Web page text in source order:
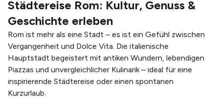
Städtereise Rom: Kultur, Genuss &
Geschichte erleben
Rom ist mehr als eine Stadt – es ist ein Gefühl zwischen
Vergangenheit und Dolce Vita. Die italienische
Hauptstadt begeistert mit antiken Wundern, lebendigen
Piazzas und unvergleichlicher Kulinarik – ideal für eine
inspirierende Städtereise oder einen spontanen
Kurzurlaub.